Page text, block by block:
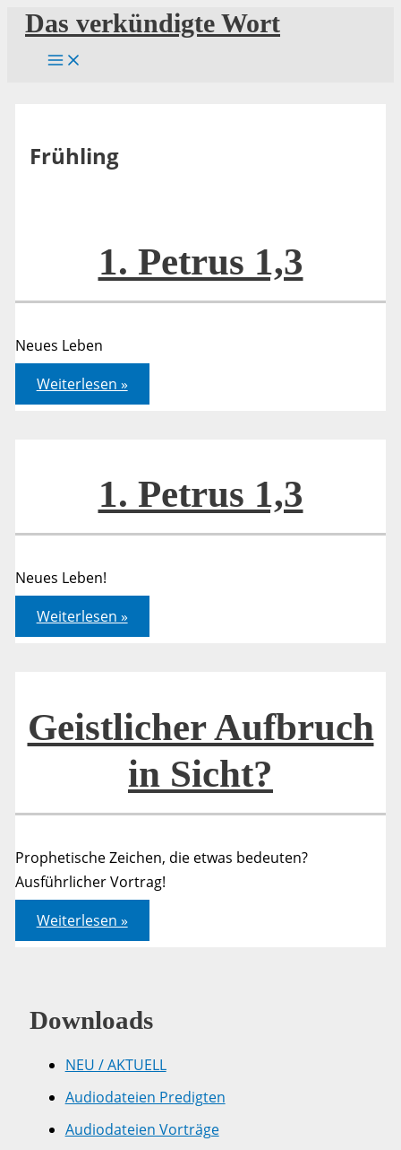
Zum
Inhalt
springen
Das verkündigte Wort
Frühling
1. Petrus 1,3
Neues Leben
1.
Petrus
1,3
Weiterlesen »
1. Petrus 1,3
Neues Leben!
1.
Petrus
1,3
Weiterlesen »
Geistlicher Aufbruch
in Sicht?
Prophetische Zeichen, die etwas bedeuten?
Ausführlicher Vortrag!
Geistlicher
Aufbruch
in
Weiterlesen »
Downloads
NEU / AKTUELL
Audiodateien Predigten
Audiodateien Vorträge